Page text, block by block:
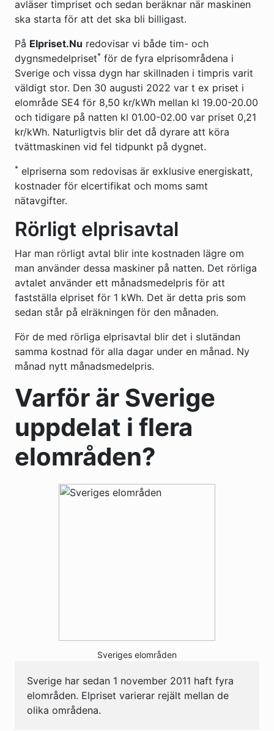
avläser timpriset och sedan beräknar när maskinen
ska starta för att det ska bli billigast.
På Elpriset.Nu redovisar vi både tim- och
dygnsmedelpriset* för de fyra elprisområdena i
Sverige och vissa dygn har skillnaden i timpris varit
väldigt stor. Den 30 augusti 2022 var t ex priset i
elområde SE4 för 8,50 kr/kWh mellan kl 19.00-20.00
och tidigare på natten kl 01.00-02.00 var priset 0,21
kr/kWh. Naturligtvis blir det då dyrare att köra
tvättmaskinen vid fel tidpunkt på dygnet.
* elpriserna som redovisas är exklusive energiskatt,
kostnader för elcertifikat och moms samt
nätavgifter.
Rörligt elprisavtal
Har man rörligt avtal blir inte kostnaden lägre om
man använder dessa maskiner på natten. Det rörliga
avtalet använder ett månadsmedelpris för att
fastställa elpriset för 1 kWh. Det är detta pris som
sedan står på elräkningen för den månaden.
För de med rörliga elprisavtal blir det i slutändan
samma kostnad för alla dagar under en månad. Ny
månad nytt månadsmedelpris.
Varför är Sverige
uppdelat i flera
elområden?
Sveriges elområden
Sverige har sedan 1 november 2011 haft fyra
elområden. Elpriset varierar rejält mellan de
olika områdena.